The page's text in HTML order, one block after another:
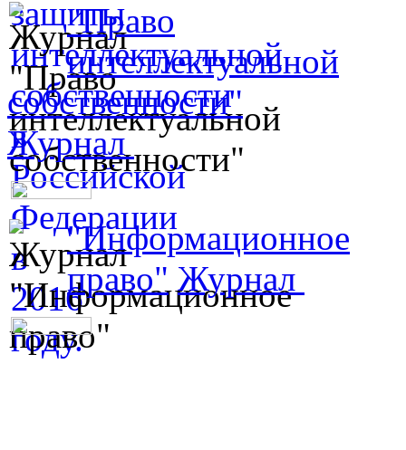
"Право
интеллектуальной
собственности"
Журнал
"Информационное
право" Журнал